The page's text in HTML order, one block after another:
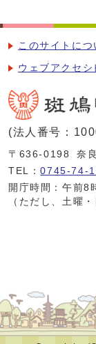
このサイトにつ
ウェブアクセシ
(法人番号：
〒636-0198
奈
TEL：0745-74-
開庁時間：午前8
（ただし、土曜